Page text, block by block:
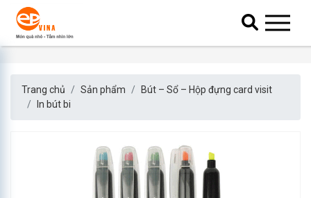
Trang chủ Sản phẩm
Bút – Sổ – Hộp đựng card visit
In bút bi